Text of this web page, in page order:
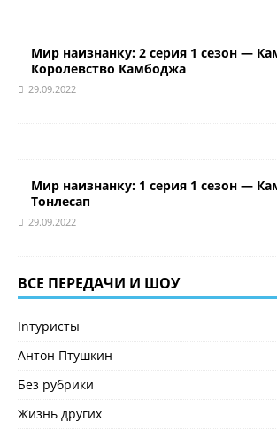
Мир наизнанку: 2 серия 1 сезон —
Королевство Камбоджа
29.09.2022
Мир наизнанку: 1 серия 1 сезон —
Тонлесап
29.09.2022
ВСЕ ПЕРЕДАЧИ И ШОУ
Inтуристы
Антон Птушкин
Без рубрики
Жизнь других